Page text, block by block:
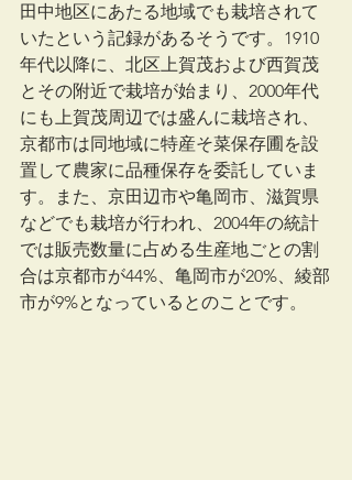
田中地区にあたる地域でも栽培されて
いたという記録があるそうです。1910
年代以降に、北区上賀茂および西賀茂
とその附近で栽培が始まり、2000年代
にも上賀茂周辺では盛んに栽培され、
京都市は同地域に特産そ菜保存圃を設
置して農家に品種保存を委託していま
す。また、京田辺市や亀岡市、滋賀県
などでも栽培が行われ、2004年の統計
では販売数量に占める生産地ごとの割
合は京都市が44%、亀岡市が20%、綾部
市が9%となっているとのことです。